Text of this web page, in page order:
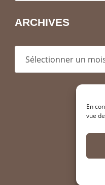
En
vue
ARCHIVES